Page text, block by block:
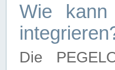
Wie kann
Die